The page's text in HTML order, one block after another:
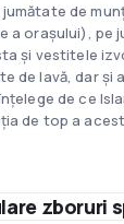
de
a orașului), pe
și vestitele
de lavă, dar și
de ce
de top a
zboruri